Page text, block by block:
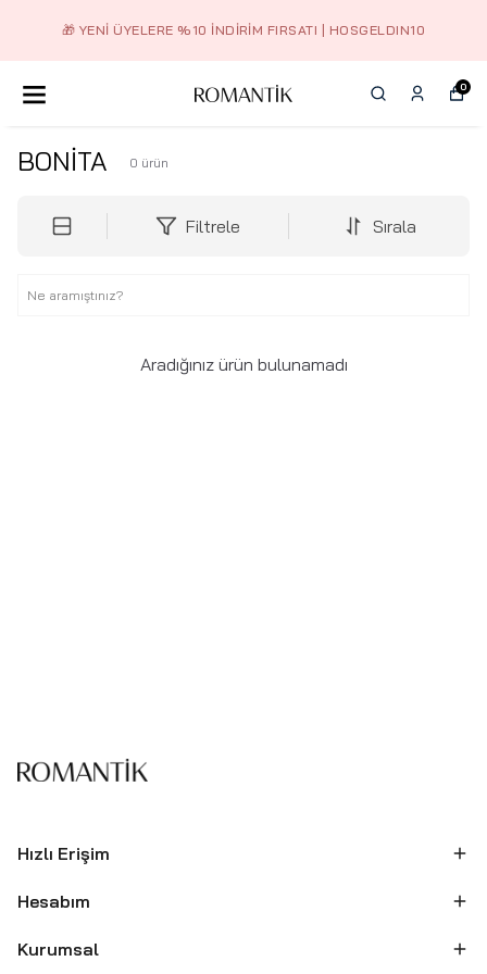
🎁 YENI ÜYELERE %10 İNDIRIM FIRSATI | HOSGELDIN10
0
BONİTA 0 ürün
Filtrele Sırala
Aradığınız ürün bulunamadı
Hızlı Erişim
Hesabım
Kurumsal